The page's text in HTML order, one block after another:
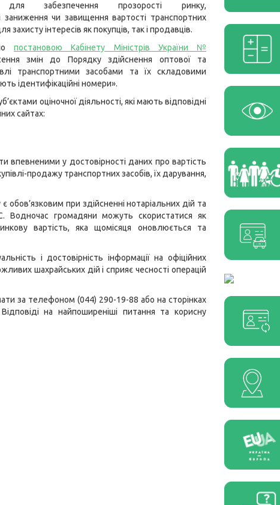
для забезпечення прозорості ринку,
чи завищення вартості транспортних
захисту інтересів як покупців, так і продавців.
постановою Кабінету Міністрів України №
змін до Порядку здійснення оптової та
транспортними засобами та їх складовими
ідентифікаційні номери».
оціночної діяльності, які мають відповідні
сайтах:
у достовірності даних про вартість
продажу транспортних засобів, їх дарування,
при здійсненні нотаріальних дій та
Водночас громадяни можуть скористатися як
вартість, яка щомісяця оновлюється та
і достовірність інформації на офіційних
шахрайських дій і сприяє чесності операцій
за телефоном (044) 290-19-88 або на сторінках
на найпоширеніші питання та корисну